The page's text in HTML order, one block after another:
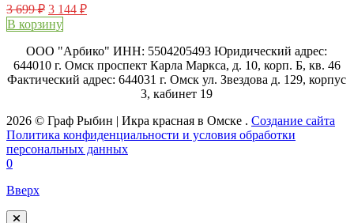
3 699₽ 3 144 ₽
В корзину
ООО "Арбико" ИНН: 5504205493 Юридический адрес:
644010 г. Омск проспект Карла Маркса, д. 10, корп. Б, кв. 46
Фактический адрес: 644031 г. Омск ул. Звездова д. 129, корпус
3, кабинет 19
2026 © Граф Рыбин | Икра красная в Омске . Создание сайта
Политика конфиденциальности и условия обработки
персональных данных
0
Вверх